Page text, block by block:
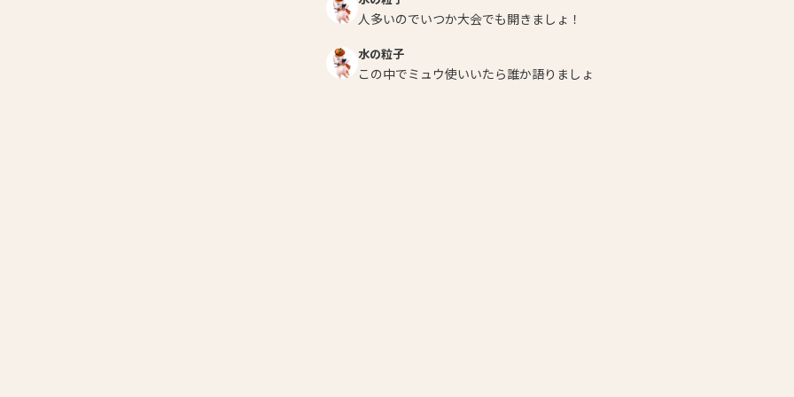
人多いのでいつか大会でも開きましょ！
水の粒子
この中でミュウ使いいたら誰か語りましょ